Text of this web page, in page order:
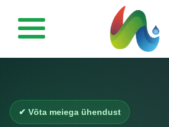
Fassaadipesu
✔ Võta meiega ühendust